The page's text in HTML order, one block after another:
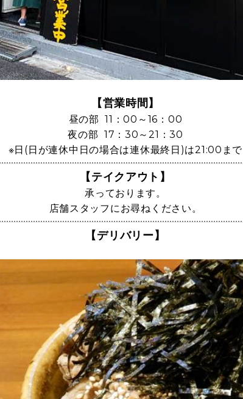
【営業時間】
昼の部 11：00～16：00
夜の部 17：30～21：30
※日(日が連休中日の場合は連休最終日)は21:00まで
【テイクアウト】
承っております。
店舗スタッフにお尋ねください。
【デリバリー】